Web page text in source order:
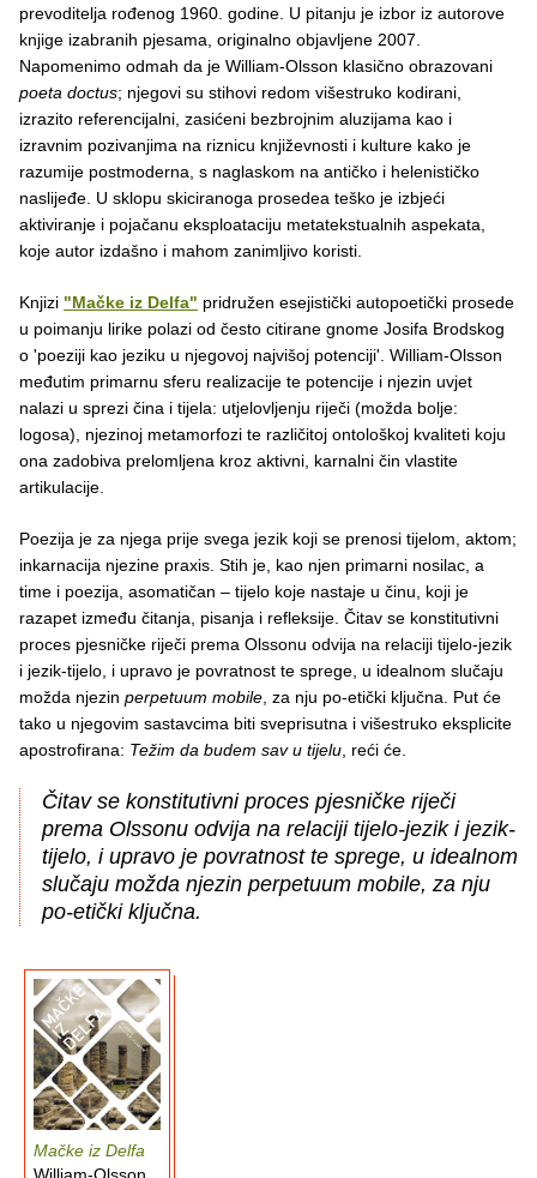
prevoditelja rođenog 1960. godine. U pitanju je izbor iz autorove
knjige izabranih pjesama, originalno objavljene 2007.
Napomenimo odmah da je William-Olsson klasično obrazovani
poeta doctus; njegovi su stihovi redom višestruko kodirani,
izrazito referencijalni, zasićeni bezbrojnim aluzijama kao i
izravnim pozivanjima na riznicu književnosti i kulture kako je
razumije postmoderna, s naglaskom na antičko i helenističko
naslijeđe. U sklopu skiciranoga prosedea teško je izbjeći
aktiviranje i pojačanu eksploataciju metatekstualnih aspekata,
koje autor izdašno i mahom zanimljivo koristi.
Knjizi "Mačke iz Delfa" pridružen esejistički autopoetički prosede
u poimanju lirike polazi od često citirane gnome Josifa Brodskog
o 'poeziji kao jeziku u njegovoj najvišoj potenciji'. William-Olsson
međutim primarnu sferu realizacije te potencije i njezin uvjet
nalazi u sprezi čina i tijela: utjelovljenju riječi (možda bolje:
logosa), njezinoj metamorfozi te različitoj ontološkoj kvaliteti koju
ona zadobiva prelomljena kroz aktivni, karnalni čin vlastite
artikulacije.
Poezija je za njega prije svega jezik koji se prenosi tijelom, aktom;
inkarnacija njezine praxis. Stih je, kao njen primarni nosilac, a
time i poezija, asomatičan – tijelo koje nastaje u činu, koji je
razapet između čitanja, pisanja i refleksije. Čitav se konstitutivni
proces pjesničke riječi prema Olssonu odvija na relaciji tijelo-jezik
i jezik-tijelo, i upravo je povratnost te sprege, u idealnom slučaju
možda njezin perpetuum mobile, za nju po-etički ključna. Put će
tako u njegovim sastavcima biti sveprisutna i višestruko eksplicite
apostrofirana: Težim da budem sav u tijelu, reći će.
Čitav se konstitutivni proces pjesničke riječi
prema Olssonu odvija na relaciji tijelo-jezik i jezik-
tijelo, i upravo je povratnost te sprege, u idealnom
slučaju možda njezin perpetuum mobile, za nju
po-etički ključna.
Mačke iz Delfa